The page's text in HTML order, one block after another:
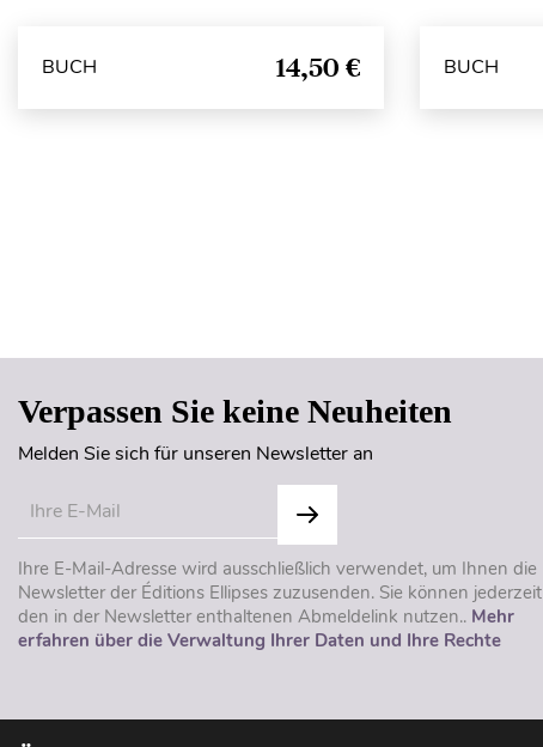
BUCH 14,50 € BUCH
Verpassen Sie keine Neuheiten
Melden Sie sich für unseren Newsletter an
Ihre E-Mail-Adresse wird ausschließlich verwendet, um Ihnen die
Newsletter der Éditions Ellipses zuzusenden. Sie können jederzeit
den in der Newsletter enthaltenen Abmeldelink nutzen.. Mehr
erfahren über die Verwaltung Ihrer Daten und Ihre Rechte